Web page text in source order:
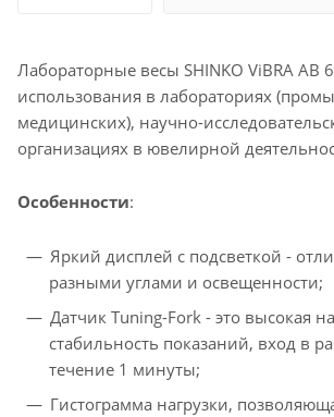
Лабораторные весы SHINKO ViBRA AB
использования в лабораториях
медицинских), научно-
организациях в ювелирной
Особенности:
Яркий дисплей с подсветкой -
разными углами и освещенности;
Датчик Tuning-Fork - это высокая
стабильность показаний, вход в
течение 1 минуты;
Гистограмма нагрузки,